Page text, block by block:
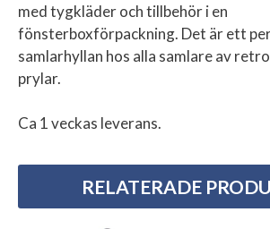
med tygkläder och tillbehör i en
fönsterboxförpackning. Det är ett
samlarhyllan hos alla samlare av
prylar.
Ca 1 veckas leverans.
RELATERADE